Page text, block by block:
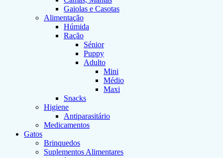
Gaiolas e Casotas
Alimentação
Húmida
Ração
Sénior
Puppy
Adulto
Mini
Médio
Maxi
Snacks
Higiene
Antiparasitário
Medicamentos
Gatos
Brinquedos
Suplementos Alimentares